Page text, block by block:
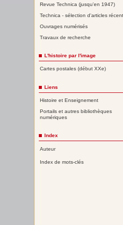
Revue Technica (jusqu'en 1947)
Technica - sélection d'articles
Ouvrages numérisés
Travaux de recherche
L'histoire par l'image
Cartes postales (début XXe)
Liens
Histoire et Enseignement
Portails et autres bibliothèques
numériques
Index
Auteur
Index de mots-clés